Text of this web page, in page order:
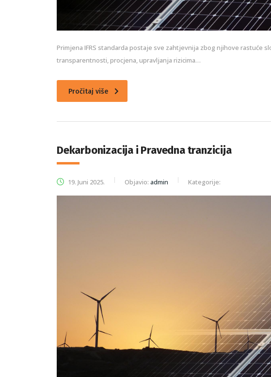
Primjena IFRS standarda postaje sve zahtjevnija zbog njihove rastuće
transparentnosti, procjena, upravljanja rizicima…
Pročitaj više
Dekarbonizacija i Pravedna tranzicija
19. Juni 2025. Objavio: admin Kategorije: